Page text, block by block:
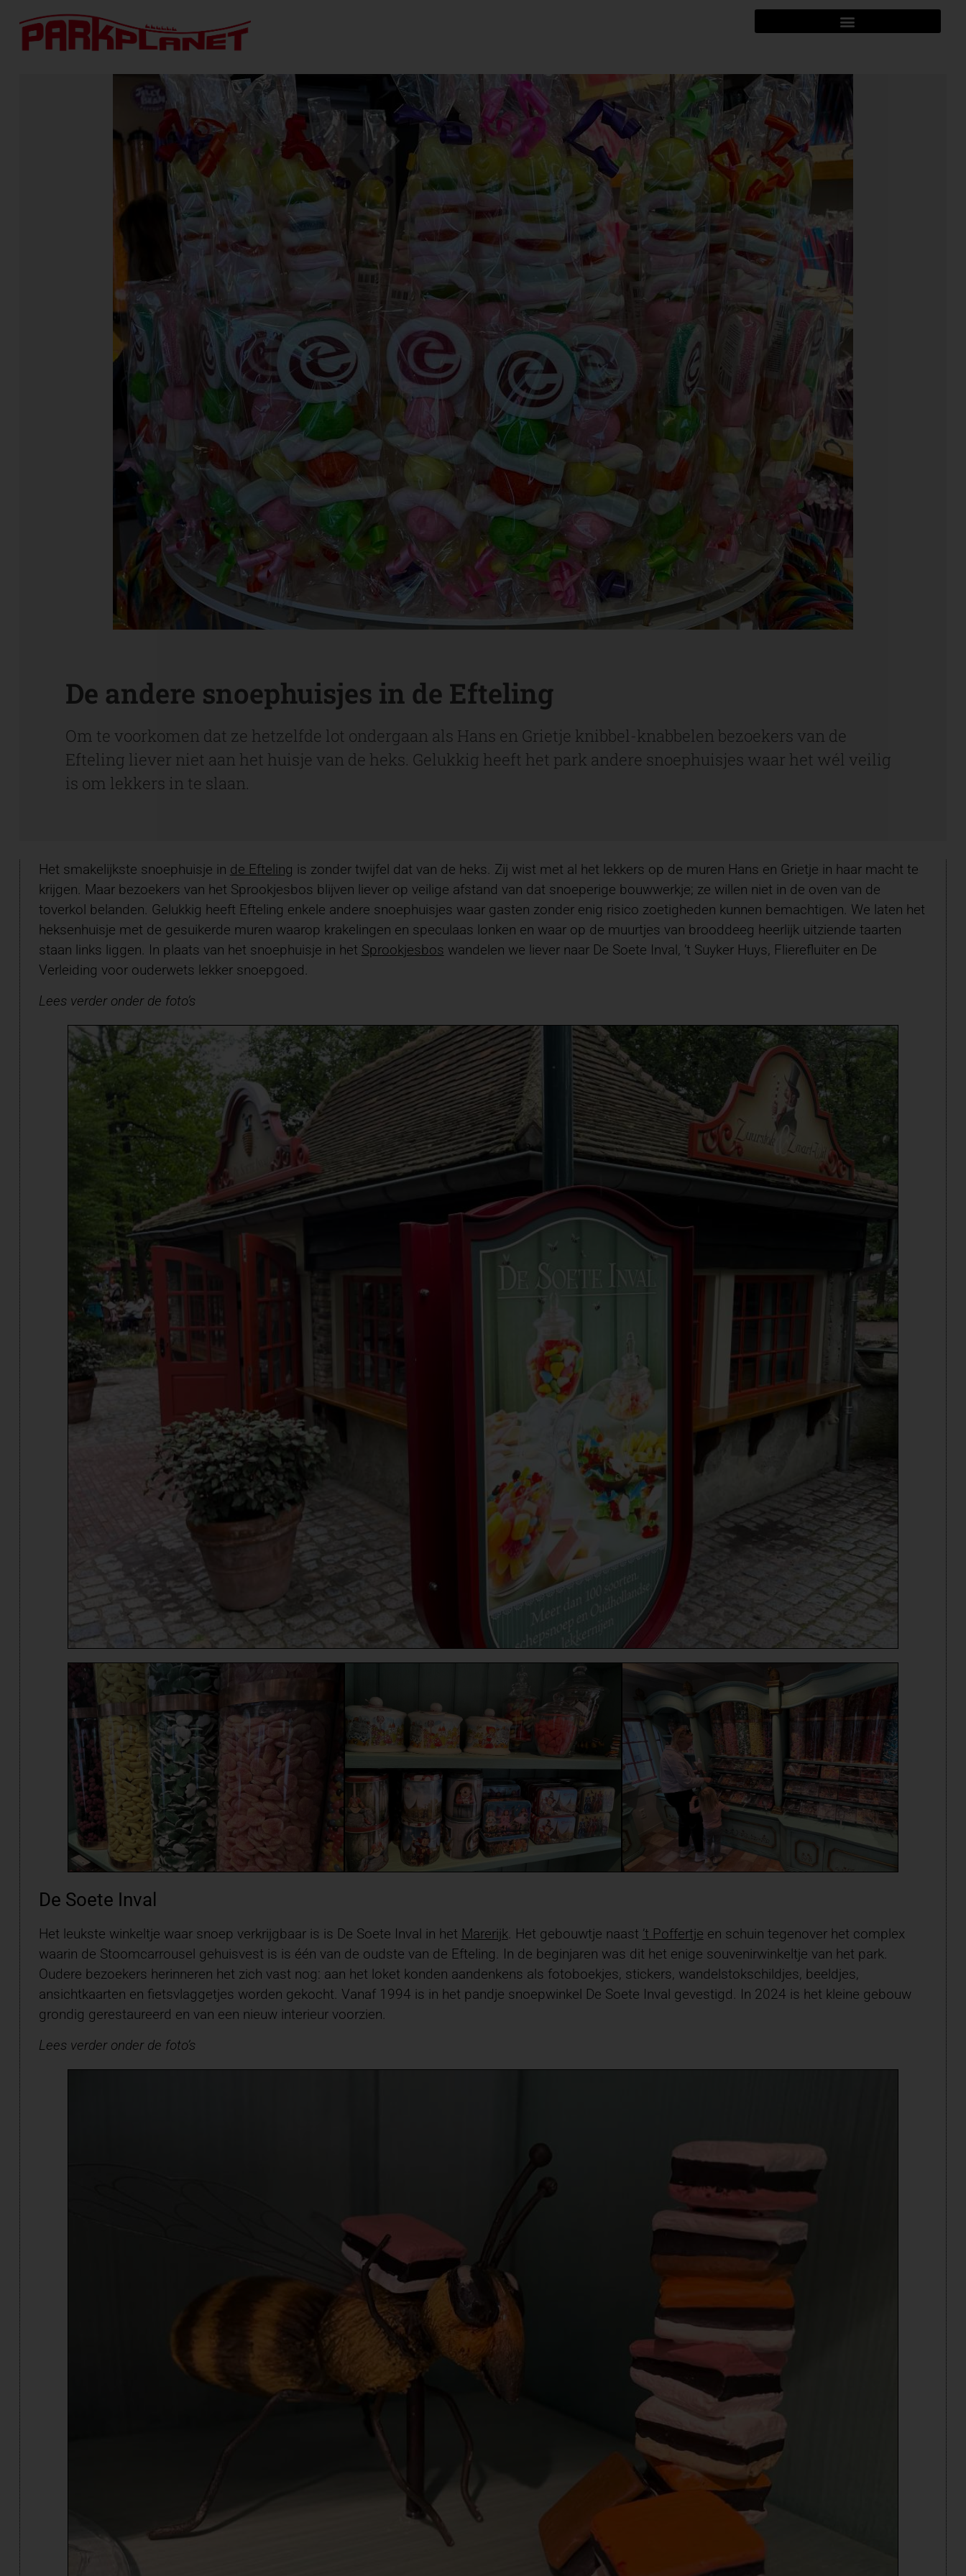
De andere snoephuisjes in de Efteling
Om te voorkomen dat ze hetzelfde lot ondergaan als Hans en Grietje knibbel-knabbelen bezoekers van de
Efteling liever niet aan het huisje van de heks. Gelukkig heeft het park andere snoephuisjes waar het wél veilig
is om lekkers in te slaan.
Het smakelijkste snoephuisje in de Efteling is zonder twijfel dat van de heks. Zij wist met al het lekkers op de muren Hans en Grietje in haar macht te
krijgen. Maar bezoekers van het Sprookjesbos blijven liever op veilige afstand van dat snoeperige bouwwerkje; ze willen niet in de oven van de
toverkol belanden. Gelukkig heeft Efteling enkele andere snoephuisjes waar gasten zonder enig risico zoetigheden kunnen bemachtigen. We laten het
heksenhuisje met de gesuikerde muren waarop krakelingen en speculaas lonken en waar op de muurtjes van brooddeeg heerlijk uitziende taarten
staan links liggen. In plaats van het snoephuisje in het Sprookjesbos wandelen we liever naar De Soete Inval, ’t Suyker Huys, Flierefluiter en De
Verleiding voor ouderwets lekker snoepgoed.
Lees verder onder de foto’s
De Soete Inval
Het leukste winkeltje waar snoep verkrijgbaar is is De Soete Inval in het Marerijk. Het gebouwtje naast ’t Poffertje en schuin tegenover het complex
waarin de Stoomcarrousel gehuisvest is is één van de oudste van de Efteling. In de beginjaren was dit het enige souvenirwinkeltje van het park.
Oudere bezoekers herinneren het zich vast nog: aan het loket konden aandenkens als fotoboekjes, stickers, wandelstokschildjes, beeldjes,
ansichtkaarten en fietsvlaggetjes worden gekocht. Vanaf 1994 is in het pandje snoepwinkel De Soete Inval gevestigd. In 2024 is het kleine gebouw
grondig gerestaureerd en van een nieuw interieur voorzien.
Lees verder onder de foto’s